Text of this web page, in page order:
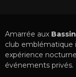
Amarrée aux
club emblématique
expérience
événements privés.